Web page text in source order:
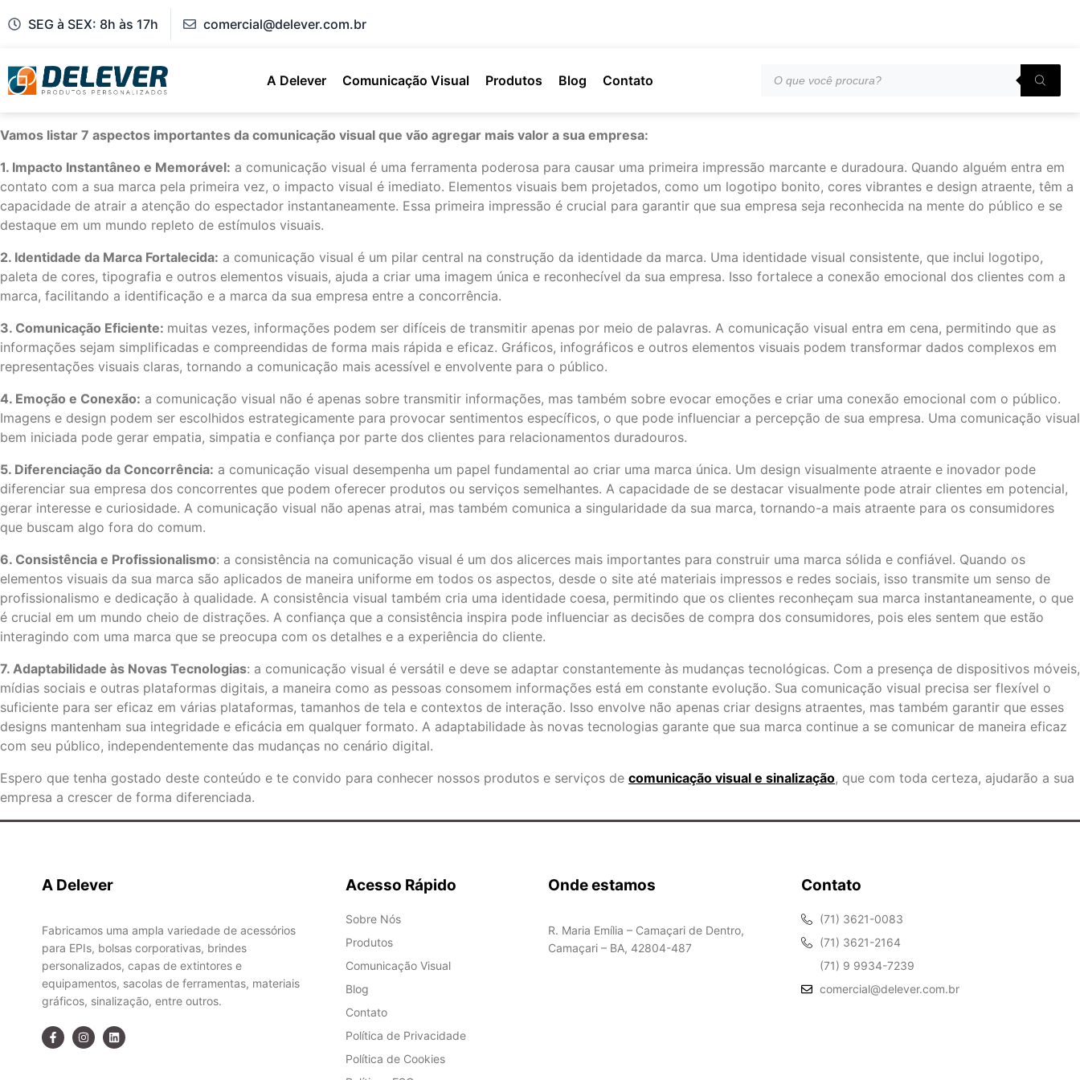
SEG à SEX: 8h às 17h comercial@delever.com.br
A Delever Comunicação Visual Produtos Blog Contato
Vamos listar 7 aspectos importantes da comunicação visual que vão agregar mais valor a sua empresa:
1. Impacto Instantâneo e Memorável: a comunicação visual é uma ferramenta poderosa para causar uma primeira impressão marcante e duradoura. Quando alguém entra em
contato com a sua marca pela primeira vez, o impacto visual é imediato. Elementos visuais bem projetados, como um logotipo bonito, cores vibrantes e design atraente, têm a
capacidade de atrair a atenção do espectador instantaneamente. Essa primeira impressão é crucial para garantir que sua empresa seja reconhecida na mente do público e se
destaque em um mundo repleto de estímulos visuais.
2. Identidade da Marca Fortalecida: a comunicação visual é um pilar central na construção da identidade da marca. Uma identidade visual consistente, que inclui logotipo,
paleta de cores, tipografia e outros elementos visuais, ajuda a criar uma imagem única e reconhecível da sua empresa. Isso fortalece a conexão emocional dos clientes com a
marca, facilitando a identificação e a marca da sua empresa entre a concorrência.
3. Comunicação Eficiente: muitas vezes, informações podem ser difíceis de transmitir apenas por meio de palavras. A comunicação visual entra em cena, permitindo que as
informações sejam simplificadas e compreendidas de forma mais rápida e eficaz. Gráficos, infográficos e outros elementos visuais podem transformar dados complexos em
representações visuais claras, tornando a comunicação mais acessível e envolvente para o público.
4. Emoção e Conexão: a comunicação visual não é apenas sobre transmitir informações, mas também sobre evocar emoções e criar uma conexão emocional com o público.
Imagens e design podem ser escolhidos estrategicamente para provocar sentimentos específicos, o que pode influenciar a percepção de sua empresa. Uma comunicação visual
bem iniciada pode gerar empatia, simpatia e confiança por parte dos clientes para relacionamentos duradouros.
5. Diferenciação da Concorrência: a comunicação visual desempenha um papel fundamental ao criar uma marca única. Um design visualmente atraente e inovador pode
diferenciar sua empresa dos concorrentes que podem oferecer produtos ou serviços semelhantes. A capacidade de se destacar visualmente pode atrair clientes em potencial,
gerar interesse e curiosidade. A comunicação visual não apenas atrai, mas também comunica a singularidade da sua marca, tornando-a mais atraente para os consumidores
que buscam algo fora do comum.
6. Consistência e Profissionalismo: a consistência na comunicação visual é um dos alicerces mais importantes para construir uma marca sólida e confiável. Quando os
elementos visuais da sua marca são aplicados de maneira uniforme em todos os aspectos, desde o site até materiais impressos e redes sociais, isso transmite um senso de
profissionalismo e dedicação à qualidade. A consistência visual também cria uma identidade coesa, permitindo que os clientes reconheçam sua marca instantaneamente, o que
é crucial em um mundo cheio de distrações. A confiança que a consistência inspira pode influenciar as decisões de compra dos consumidores, pois eles sentem que estão
interagindo com uma marca que se preocupa com os detalhes e a experiência do cliente.
7. Adaptabilidade às Novas Tecnologias: a comunicação visual é versátil e deve se adaptar constantemente às mudanças tecnológicas. Com a presença de dispositivos móveis,
mídias sociais e outras plataformas digitais, a maneira como as pessoas consomem informações está em constante evolução. Sua comunicação visual precisa ser flexível o
suficiente para ser eficaz em várias plataformas, tamanhos de tela e contextos de interação. Isso envolve não apenas criar designs atraentes, mas também garantir que esses
designs mantenham sua integridade e eficácia em qualquer formato. A adaptabilidade às novas tecnologias garante que sua marca continue a se comunicar de maneira eficaz
com seu público, independentemente das mudanças no cenário digital.
Espero que tenha gostado deste conteúdo e te convido para conhecer nossos produtos e serviços de comunicação visual e sinalização, que com toda certeza, ajudarão a sua
empresa a crescer de forma diferenciada.
A Delever
Fabricamos uma ampla variedade de acessórios
para EPIs, bolsas corporativas, brindes
personalizados, capas de extintores e
equipamentos, sacolas de ferramentas, materiais
gráficos, sinalização, entre outros.
Acesso Rápido
Sobre Nós
Produtos
Comunicação Visual
Blog
Contato
Política de Privacidade
Política de Cookies
Onde estamos
R. Maria Emília – Camaçari de Dentro,
Camaçari – BA, 42804-487
Contato
(71) 3621-0083
(71) 3621-2164
(71) 9 9934-7239
comercial@delever.com.br